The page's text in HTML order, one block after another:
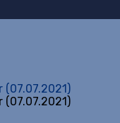
(07.07.2021)
(07.07.2021)